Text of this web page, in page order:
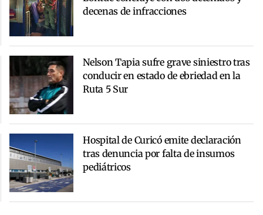
decenas de infracciones
Nelson Tapia sufre grave siniestro tras
conducir en estado de ebriedad en la
Ruta 5 Sur
Hospital de Curicó emite declaración
tras denuncia por falta de insumos
pediátricos